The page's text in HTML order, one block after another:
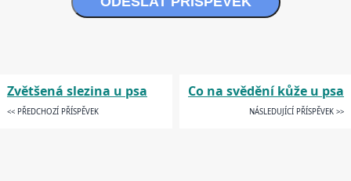
Zvětšená slezina u psa
<< PŘEDCHOZÍ PŘÍSPĚVEK
Co na svědění kůže u psa
NÁSLEDUJÍCÍ PŘÍSPĚVEK >>